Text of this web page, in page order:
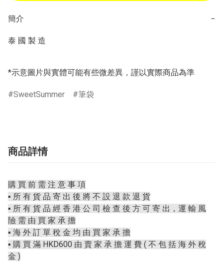
簡介 −
泰 國 製 造
*示意圖片與實體可能有些微差異，謹以實際商品為準
SweetSummer 筆袋
商品詳情
購 買 前 需 注 意 事 項
▪️ 所 有 貨 品 寄 出 後 將 不 設 退 款 退 貨
▪️ 所 有 貨 品 經 香 港 公 司 檢 查 後 方 可 寄 出，運 輸 風
險 需 由 買 家 承 擔
▪️ 海 外 訂 單 稅 金 均 由 買 家 承 擔
▪️ 購 買 滿 HKD600 由 賣 家 承 擔 運 費 ( 不 包 括 海 外 稅
金 )